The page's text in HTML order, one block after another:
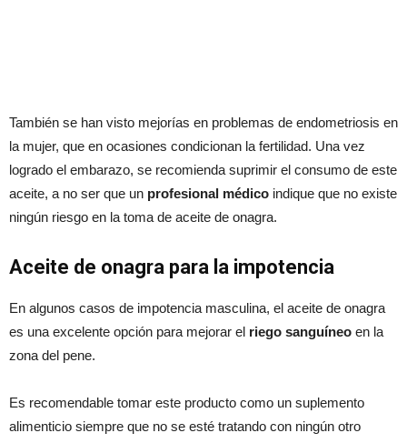
También se han visto mejorías en problemas de endometriosis en
la mujer, que en ocasiones condicionan la fertilidad. Una vez
logrado el embarazo, se recomienda suprimir el consumo de este
aceite, a no ser que un profesional médico indique que no existe
ningún riesgo en la toma de aceite de onagra.
Aceite de onagra para la impotencia
En algunos casos de impotencia masculina, el aceite de onagra
es una excelente opción para mejorar el riego sanguíneo en la
zona del pene.
Es recomendable tomar este producto como un suplemento
alimenticio siempre que no se esté tratando con ningún otro